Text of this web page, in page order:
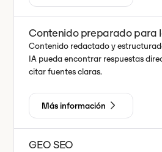
Contenido preparado para
Contenido redactado y
IA pueda encontrar respuestas
citar fuentes claras.
Más información
GEO SEO